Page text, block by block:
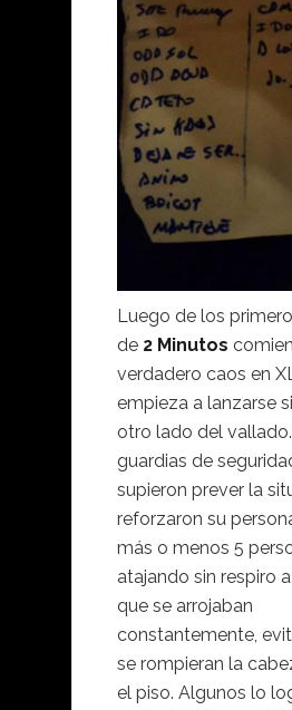
Luego de los
de 2 Minutos
verdadero caos en
empieza a lanzarse
otro lado del
guardias de
supieron prever la
reforzaron su
más o menos 5
atajando sin respiro
que se arrojaban
constantemente,
se rompieran la
el piso. Algunos lo